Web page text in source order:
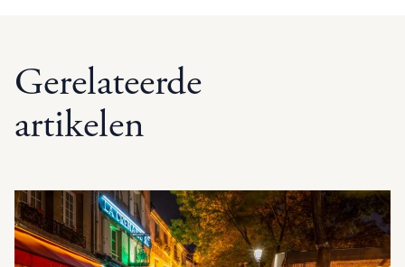
Gerelateerde
artikelen